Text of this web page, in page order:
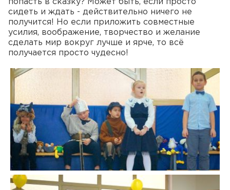
попасть в сказку? Может быть, если просто
сидеть и ждать - действительно ничего не
получится! Но если приложить совместные
усилия, воображение, творчество и желание
сделать мир вокруг лучше и ярче, то всё
получается просто чудесно!